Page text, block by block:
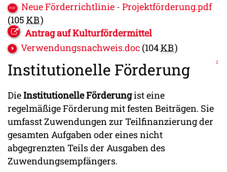
Neue Förderrichtlinie - Projektförderung.pdf
(105 KB)
Antrag auf Kulturfördermittel
Verwendungsnachweis.doc (104KB)
Institutionelle Förderung
DieInstitutionelle Förderungist eine
regelmäßige Förderung mit festen Beiträgen. Sie
umfasst Zuwendungen zur Teilfinanzierung der
gesamten Aufgaben oder eines nicht
abgegrenzten Teils der Ausgaben des
Zuwendungsempfängers.